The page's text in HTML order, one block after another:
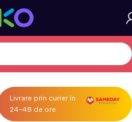
Termosuri si cani termos
Livrare prin curier în
24-48 de ore